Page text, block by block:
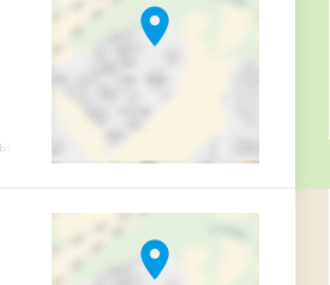
location_on
location_on